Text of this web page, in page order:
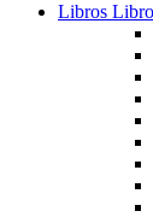
Libros